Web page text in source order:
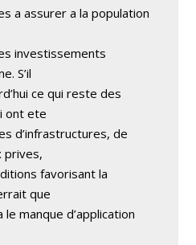
a assurer a la population
investissements
S’il
ce qui reste des
ont ete
d’infrastructures, de
prives,
favorisant la
que
manque d’application